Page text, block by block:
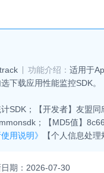
功能介绍： 适用于
下载应用性能监控SDK。
SDK； 【开发者】 友盟同
； 【MD5值】
用说明》 【个人信息处理
期： 2026-07-30